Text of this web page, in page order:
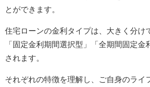
とができます。
住宅ローンの金利タイプは、大きく分け
「固定金利期間選択型」「全期間固定金
されます。
それぞれの特徴を理解し、ご自身のライ